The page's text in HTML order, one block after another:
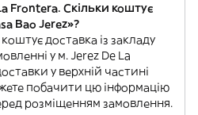
Frontera. Скільки коштує
Bao Jerez»?
доставка із закладу
у м. Jerez De La
у верхній частині
побачити цю інформацію
розміщенням замовлення.